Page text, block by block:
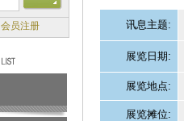
会员注册 讯息主题:
展览日期:
展览地点:
展览摊位: